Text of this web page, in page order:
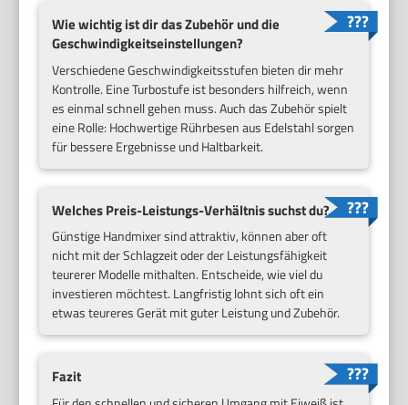
Wie wichtig ist dir das Zubehör und die
Geschwindigkeitseinstellungen?
Verschiedene Geschwindigkeitsstufen bieten dir mehr
Kontrolle. Eine Turbostufe ist besonders hilfreich, wenn
es einmal schnell gehen muss. Auch das Zubehör spielt
eine Rolle: Hochwertige Rührbesen aus Edelstahl sorgen
für bessere Ergebnisse und Haltbarkeit.
Welches Preis-Leistungs-Verhältnis suchst du?
Günstige Handmixer sind attraktiv, können aber oft
nicht mit der Schlagzeit oder der Leistungsfähigkeit
teurerer Modelle mithalten. Entscheide, wie viel du
investieren möchtest. Langfristig lohnt sich oft ein
etwas teureres Gerät mit guter Leistung und Zubehör.
Fazit